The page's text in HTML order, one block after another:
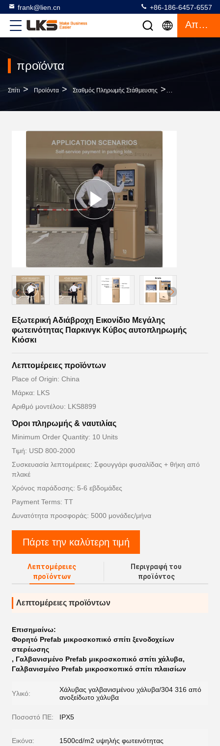
frank@lien.cn +86-186-6457-6557
Απόσπασμα
προϊόντα
Σπίτι > Προϊόντα > Σταθμός Πληρωμής Στάθμευσης >
Εξωτερική Αδιάβροχη Εικονίδιο Μεγάλης
φωτεινότητας Παρκινγκ Κύβος αυτοπληρωμής
Κιόσκι
Λεπτομέρειες προϊόντων
Place of Origin: China
Μάρκα: LKS
Αριθμό μοντέλου: LKS8899
Όροι πληρωμής & ναυτιλίας
Minimum Order Quantity: 10 Units
Τιμή: USD 800-2000
Συσκευασία λεπτομέρειες: Σφουγγάρι φυσαλίδας + θήκη από
πλακέ
Χρόνος παράδοσης: 5-6 εβδομάδες
Payment Terms: TT
Δυνατότητα προσφοράς: 5000 μονάδες/μήνα
Πάρτε την καλύτερη τιμή
Λεπτομέρειες
προϊόντων
Περιγραφή του
προϊόντος
Λεπτομέρειες προϊόντων
Επισημαίνω:
Φορητό Prefab μικροσκοπικό σπίτι ξενοδοχείων
στερέωσης
, Γαλβανισμένο Prefab μικροσκοπικό σπίτι χάλυβα,
Γαλβανισμένο Prefab μικροσκοπικό σπίτι πλαισίων
Υλικό:
Χάλυβας γαλβανισμένου χάλυβα/304 316 από
ανοξείδωτο χάλυβα
Ποσοστό ΠΕ: IPX5
Εικόνα: 1500cd/m2 υψηλής φωτεινότητας